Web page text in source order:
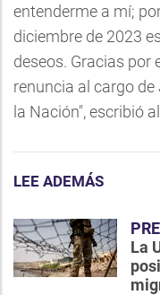
entenderme a mí;
diciembre de 2023
deseos. Gracias por
renuncia al cargo
la Nación", escribió
LEE ADEMÁS
La